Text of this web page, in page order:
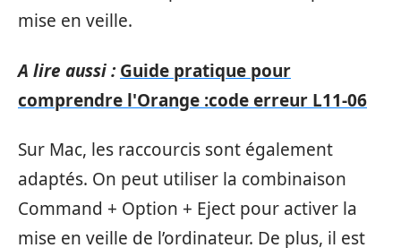
mise en veille.
A lire aussi : Guide pratique pour
comprendre l'Orange :code erreur L11-06
Sur Mac, les raccourcis sont également
adaptés. On peut utiliser la combinaison
Command + Option + Eject pour activer la
mise en veille de l’ordinateur. De plus, il est